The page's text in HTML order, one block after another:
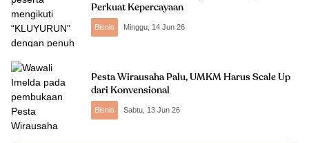
Perkuat Kepercayaan
Bisnis Minggu, 14 Jun 26
Pesta Wirausaha Palu, UMKM Harus Scale Up
dari Konvensional
Bisnis Sabtu, 13 Jun 26